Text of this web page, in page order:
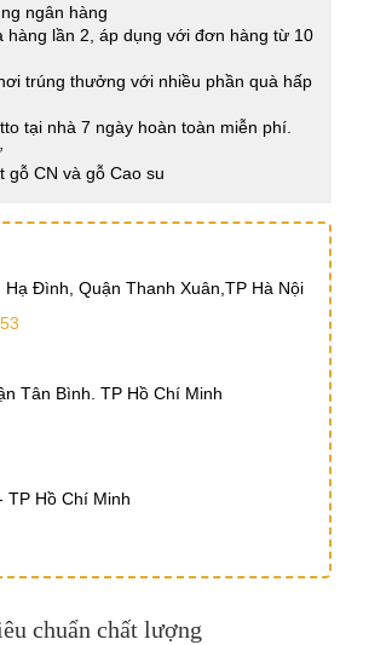
ngân hàng
hàng lần 2, áp dụng với đơn hàng từ 10
trúng thưởng với nhiều phần quà hấp
tại nhà 7 ngày hoàn toàn miễn phí.
CN và gỗ Cao su
Đình, Quận Thanh Xuân,TP Hà Nội
Tân Bình. TP Hồ Chí Minh
TP Hồ Chí Minh
chuẩn chất lượng